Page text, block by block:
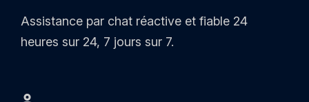
Assistance par chat réactive et fiable 24
heures sur 24, 7 jours sur 7.